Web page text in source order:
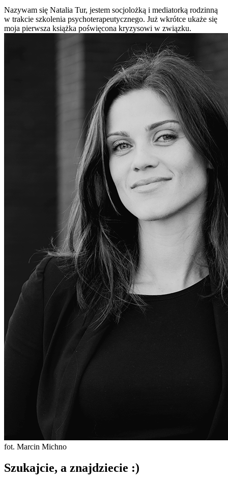
Nazywam się Natalia Tur, jestem socjolożką i mediatorką rodzinną
w trakcie szkolenia psychoterapeutycznego. Już wkrótce ukaże się
moja pierwsza książka poświęcona kryzysowi w związku.
fot. Marcin Michno
Szukajcie, a znajdziecie :)